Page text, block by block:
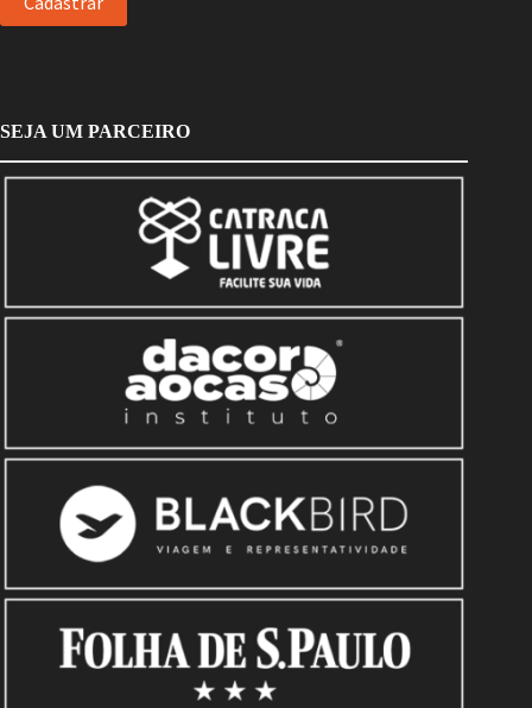
SEJA UM PARCEIRO